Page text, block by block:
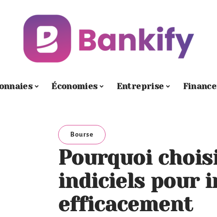
Économies Entreprise
Bourse
Pourquoi
indiciels pour
efficacement